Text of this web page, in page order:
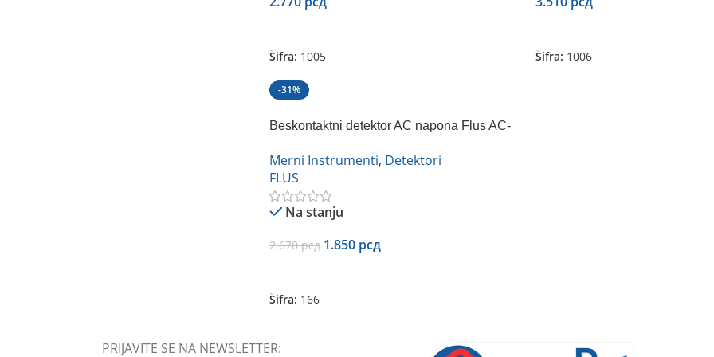
Šifra: 1005 Šifra: 1006
-31%
Beskontaktni detektor AC napona Flus AC-
Merni Instrumenti, Detektori
FLUS
Na stanju
2.670рсд 1.850 рсд
Šifra: 166
PRIJAVITE SE NA NEWSLETTER: